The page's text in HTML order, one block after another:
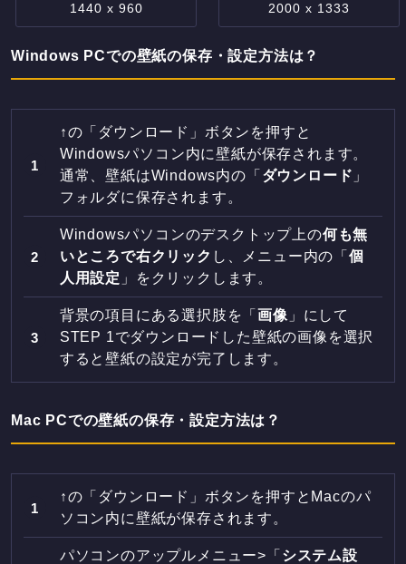
1440 x 960 2000 x 1333
Windows PCでの壁紙の保存・設定方法は？
↑の「ダウンロード」ボタンを押すと
Windowsパソコン内に壁紙が保存されます。
通常、壁紙はWindows内の「 ダウンロード 」
フォルダに保存されます。
Windowsパソコンのデスクトップ上の何も無
いところで右クリック し、メニュー内の「 個
人用設定 」をクリックします。
背景の項目にある選択肢を「画像 」にして
STEP 1でダウンロードした壁紙の画像を選択
すると壁紙の設定が完了します。
Mac PCでの壁紙の保存・設定方法は？
↑の「ダウンロード」ボタンを押すとMacのパ
ソコン内に壁紙が保存されます。
パソコンのアップルメニュー>「 システム設